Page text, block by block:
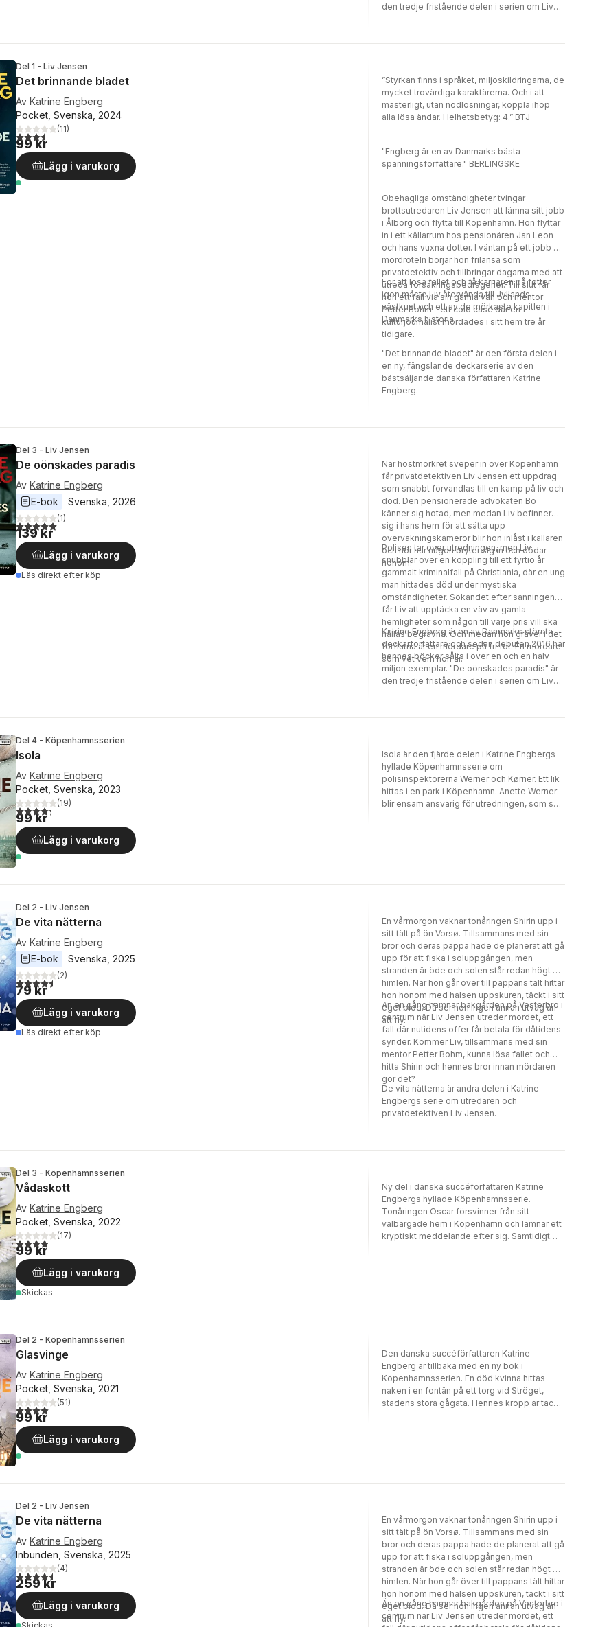
den tredje fristående delen i serien om Liv
Del 1 - Liv Jensen
Det brinnande bladet
Av Katrine Engberg
Pocket, Svenska, 2024
3,5utav 5 stjärnor. Totalt antal röster:
(11)
99 kr
Lägg i varukorg
”Styrkan finns i språket, miljöskildringarna, de
mycket trovärdiga karaktärerna. Och i att
mästerligt, utan nödlösningar, koppla ihop
alla lösa ändar. Helhetsbetyg: 4.” BTJ
"Engberg är en av Danmarks bästa
spänningsförfattare." BERLINGSKE
Obehagliga omständigheter tvingar
brottsutredaren Liv Jensen att lämna sitt jobb
i Ålborg och flytta till Köpenhamn. Hon flyttar
in i ett källarrum hos pensionären Jan Leon
och hans vuxna dotter. I väntan på ett jobb på
mordroteln börjar hon frilansa som
privatdetektiv och tillbringar dagarna med att
utreda försäkringsbedrägerier. Till slut får
hon ett fall via sin gamla vän och mentor
Petter Bohm – ett cold case där en
kulturjournalist mördades i sitt hem tre år
tidigare.
För att lösa fallet och få karriären på fötter
igen måste Liv återvända till Jyllands
västkust och ett av de mörkaste kapitlen i
Danmarks historia.
"Det brinnande bladet" är den första delen i
en ny, fängslande deckarserie av den
bästsäljande danska författaren Katrine
Engberg.
Del 3 - Liv Jensen
De oönskades paradis
Av Katrine Engberg
E-bok
Svenska 2026
5,0utav 5 stjärnor. Totalt antal röster:
(1)
139 kr
Lägg i varukorg
Läs direkt efter köp
När höstmörkret sveper in över Köpenhamn
får privatdetektiven Liv Jensen ett uppdrag
som snabbt förvandlas till en kamp på liv och
död. Den pensionerade advokaten Bo
känner sig hotad, men medan Liv befinner
sig i hans hem för att sätta upp
övervakningskameror blir hon inlåst i källaren
och hör hur någon bryter sig in och dödar
honom.
Polisen tar över utredningen, men Liv
snubblar över en koppling till ett fyrtio år
gammalt kriminalfall på Christiania, där en ung
man hittades död under mystiska
omständigheter. Sökandet efter sanningen
får Liv att upptäcka en väv av gamla
hemligheter som någon till varje pris vill ska
hållas begravna. Och medan hon gräver i det
förflutna är en mördare på fri fot. En mördare
som vet vem hon är.
Katrine Engberg är en av Danmarks största
deckarförfattare och sedan debuten 2016 har
hennes böcker sålts i över en och en halv
miljon exemplar. "De oönskades paradis" är
den tredje fristående delen i serien om Liv
Del 4 - Köpenhamnsserien
Isola
Av Katrine Engberg
Pocket, Svenska, 2023
4,3utav 5 stjärnor. Totalt antal röster:
(19)
99 kr
Lägg i varukorg
Isola är den fjärde delen i Katrine Engbergs
hyllade Köpenhamnsserie om
polisinspektörerna Werner och Kørner. Ett lik
hittas i en park i Köpenhamn. Anette Werner
blir ensam ansvarig för utredningen, som så
överraskande bild av en händelse som
kastar nytt ljus över brottet som Anette och
Jeppe försöker lösa.
Del 2 - Liv Jensen
De vita nätterna
Av Katrine Engberg
E-bok
Svenska 2025
4,5utav 5 stjärnor. Totalt antal röster:
(2)
79 kr
Lägg i varukorg
Läs direkt efter köp
En vårmorgon vaknar tonåringen Shirin upp i
sitt tält på ön Vorsø. Tillsammans med sin
bror och deras pappa hade de planerat att gå
upp för att fiska i soluppgången, men
stranden är öde och solen står redan högt på
himlen. När hon går över till pappans tält hittar
hon honom med halsen uppskuren, täckt i sitt
eget blod. Då ser hon ingen annan utväg än
att fly.
Än en gång hamnar bakgården på Vesterbro i
centrum när Liv Jensen utreder mordet, ett
fall där nutidens offer får betala för dåtidens
synder. Kommer Liv, tillsammans med sin
mentor Petter Bohm, kunna lösa fallet och
hitta Shirin och hennes bror innan mördaren
gör det?
De vita nätterna är andra delen i Katrine
Engbergs serie om utredaren och
privatdetektiven Liv Jensen.
Del 3 - Köpenhamnsserien
Vådaskott
Av Katrine Engberg
Pocket, Svenska, 2022
3,9utav 5 stjärnor. Totalt antal röster:
(17)
99 kr
Lägg i varukorg
Skickas
Ny del i danska succéförfattaren Katrine
Engbergs hyllade Köpenhamnsserie.
Tonåringen Oscar försvinner från sitt
välbärgade hem i Köpenhamn och lämnar ett
kryptiskt meddelande efter sig. Samtidigt
fasansfull upptäckt på webbsidan för
Dreyer-Hoffs auktionshus. Vem är det som
mördar för att skapa odödlig konst?
Del 2 - Köpenhamnsserien
Glasvinge
Av Katrine Engberg
Pocket, Svenska, 2021
4,0utav 5 stjärnor. Totalt antal röster:
(51)
99 kr
Lägg i varukorg
Den danska succéförfattaren Katrine
Engberg är tillbaka med en ny bok i
Köpenhamnsserien. En död kvinna hittas
naken i en fontän på ett torg vid Ströget,
stadens stora gågata. Hennes kropp är täckt
under ytan.
Del 2 - Liv Jensen
De vita nätterna
Av Katrine Engberg
Inbunden, Svenska, 2025
4,5utav 5 stjärnor. Totalt antal röster:
(4)
259 kr
Lägg i varukorg
En vårmorgon vaknar tonåringen Shirin upp i
sitt tält på ön Vorsø. Tillsammans med sin
bror och deras pappa hade de planerat att gå
upp för att fiska i soluppgången, men
stranden är öde och solen står redan högt på
himlen. När hon går över till pappans tält hittar
hon honom med halsen uppskuren, täckt i sitt
eget blod. Då ser hon ingen annan utväg än
att fly.
Än en gång hamnar bakgården på Vesterbro i
centrum när Liv Jensen utreder mordet, ett